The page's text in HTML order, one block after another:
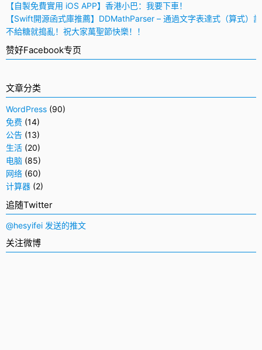
【自製免費實用 iOS APP】香港小巴：我要下車！
【Swift開源函式庫推薦】DDMathParser – 通過文字表達式（算式）
不給糖就搗亂！祝大家萬聖節快樂！！
赞好Facebook专页
文章分类
WordPress (90)
免费 (14)
公告 (13)
生活 (20)
电脑 (85)
网络 (60)
计算器 (2)
追随Twitter
@hesyifei 发送的推文
关注微博